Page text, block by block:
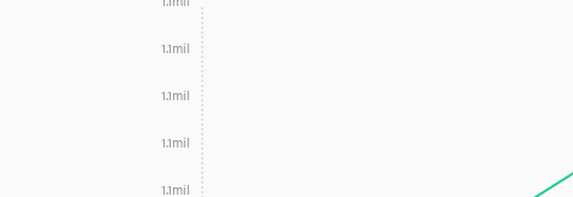
1.1mil
1.1mil
1.1mil
1.1mil